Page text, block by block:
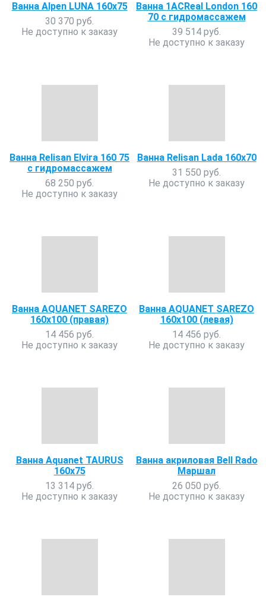
Ванна Alpen LUNA 160x75
30 370 руб.
Не доступно к заказу
Ванна 1ACReal London 160
70 с гидромассажем
39 514 руб.
Не доступно к заказу
Ванна Relisan Elvira 160 75
с гидромассажем
68 250 руб.
Не доступно к заказу
Ванна Relisan Lada 160х70
31 550 руб.
Не доступно к заказу
Ванна AQUANET SAREZO
160х100 (правая)
14 456 руб.
Не доступно к заказу
Ванна AQUANET SAREZO
160х100 (левая)
14 456 руб.
Не доступно к заказу
Ванна Aquanet TAURUS
160x75
13 314 руб.
Не доступно к заказу
Ванна акриловая Bell Rado
Маршал
26 050 руб.
Не доступно к заказу